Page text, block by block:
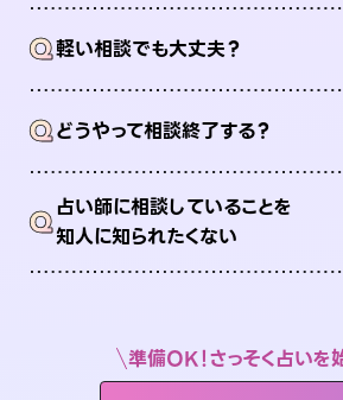
Q軽い相談でも大丈夫？
Qどうやって相談終了する？
Q占い師に相談していることを
知人に知られたくない
準備OK！さっそく占いを